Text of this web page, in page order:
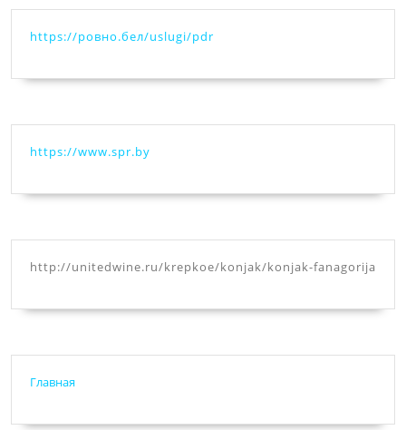
https://ровно.бел/uslugi/pdr
https://www.spr.by
http://unitedwine.ru/krepkoe/konjak/konjak-fanagorija
Главная